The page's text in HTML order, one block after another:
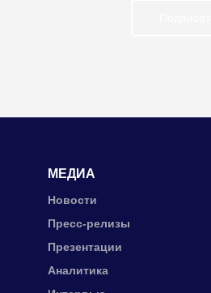
МЕДИА
Новости
Пресс-релизы
Презентации
Аналитика